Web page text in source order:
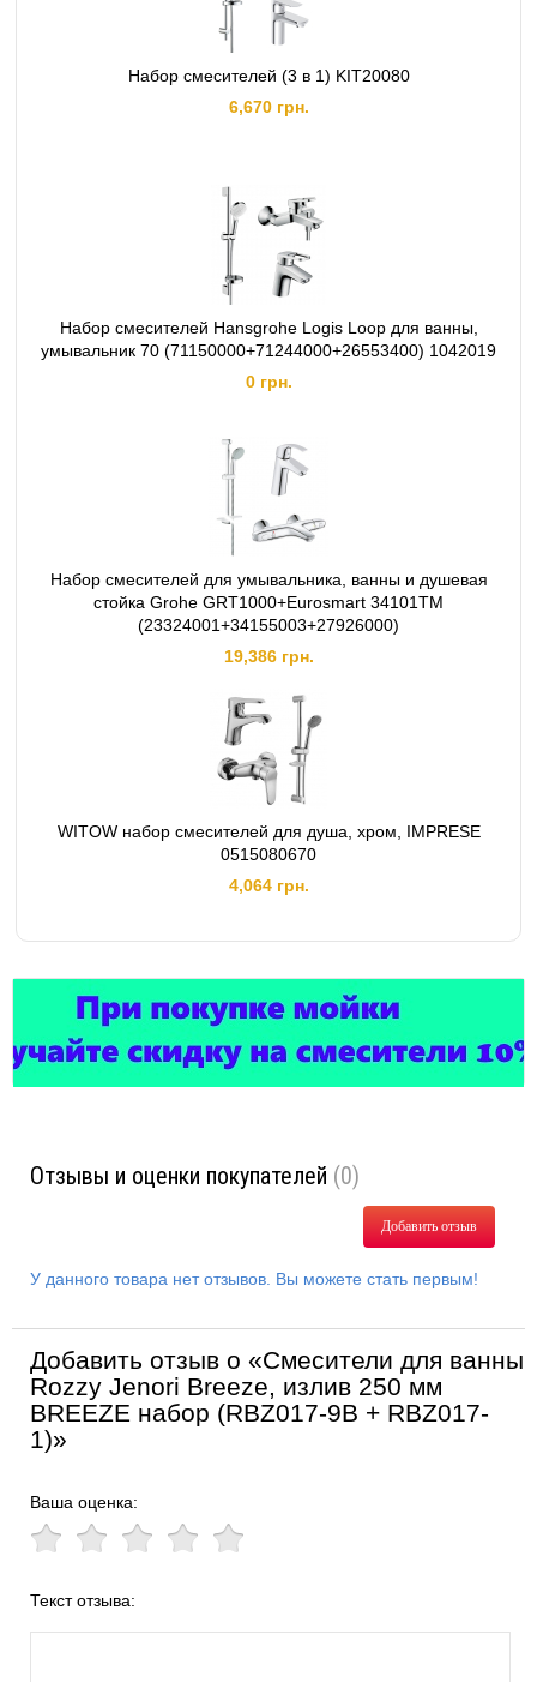
Набор смесителей (3 в 1) KIT20080
6,670 грн.
Набор смесителей Hansgrohe Logis Loop для ванны,
умывальник 70 (71150000+71244000+26553400) 1042019
0 грн.
Набор смесителей для умывальника, ванны и душевая
стойка Grohe GRT1000+Eurosmart 34101TM
(23324001+34155003+27926000)
19,386 грн.
WITOW набор смесителей для душа, хром, IMPRESE
0515080670
4,064 грн.
Отзывы и оценки покупателей (0)
Добавить отзыв
У данного товара нет отзывов. Вы можете стать первым!
Добавить отзыв о «Смесители для ванны
Rozzy Jenori Breeze, излив 250 мм
BREEZE набор (RBZ017-9B + RBZ017-
1)»
Ваша оценка:
Текст отзыва: